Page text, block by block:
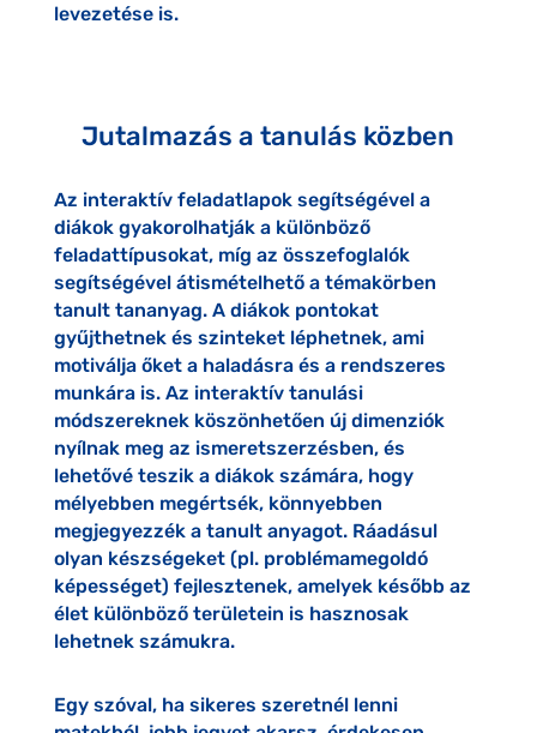
levezetése is.
Jutalmazás a tanulás közben
Az interaktív feladatlapok segítségével a
diákok gyakorolhatják a különböző
feladattípusokat, míg az összefoglalók
segítségével átismételhető a témakörben
tanult tananyag. A diákok pontokat
gyűjthetnek és szinteket léphetnek, ami
motiválja őket a haladásra és a rendszeres
munkára is. Az interaktív tanulási
módszereknek köszönhetően új dimenziók
nyílnak meg az ismeretszerzésben, és
lehetővé teszik a diákok számára, hogy
mélyebben megértsék, könnyebben
megjegyezzék a tanult anyagot. Ráadásul
olyan készségeket (pl. problémamegoldó
képességet) fejlesztenek, amelyek később az
élet különböző területein is hasznosak
lehetnek számukra.
Egy szóval, ha sikeres szeretnél lenni